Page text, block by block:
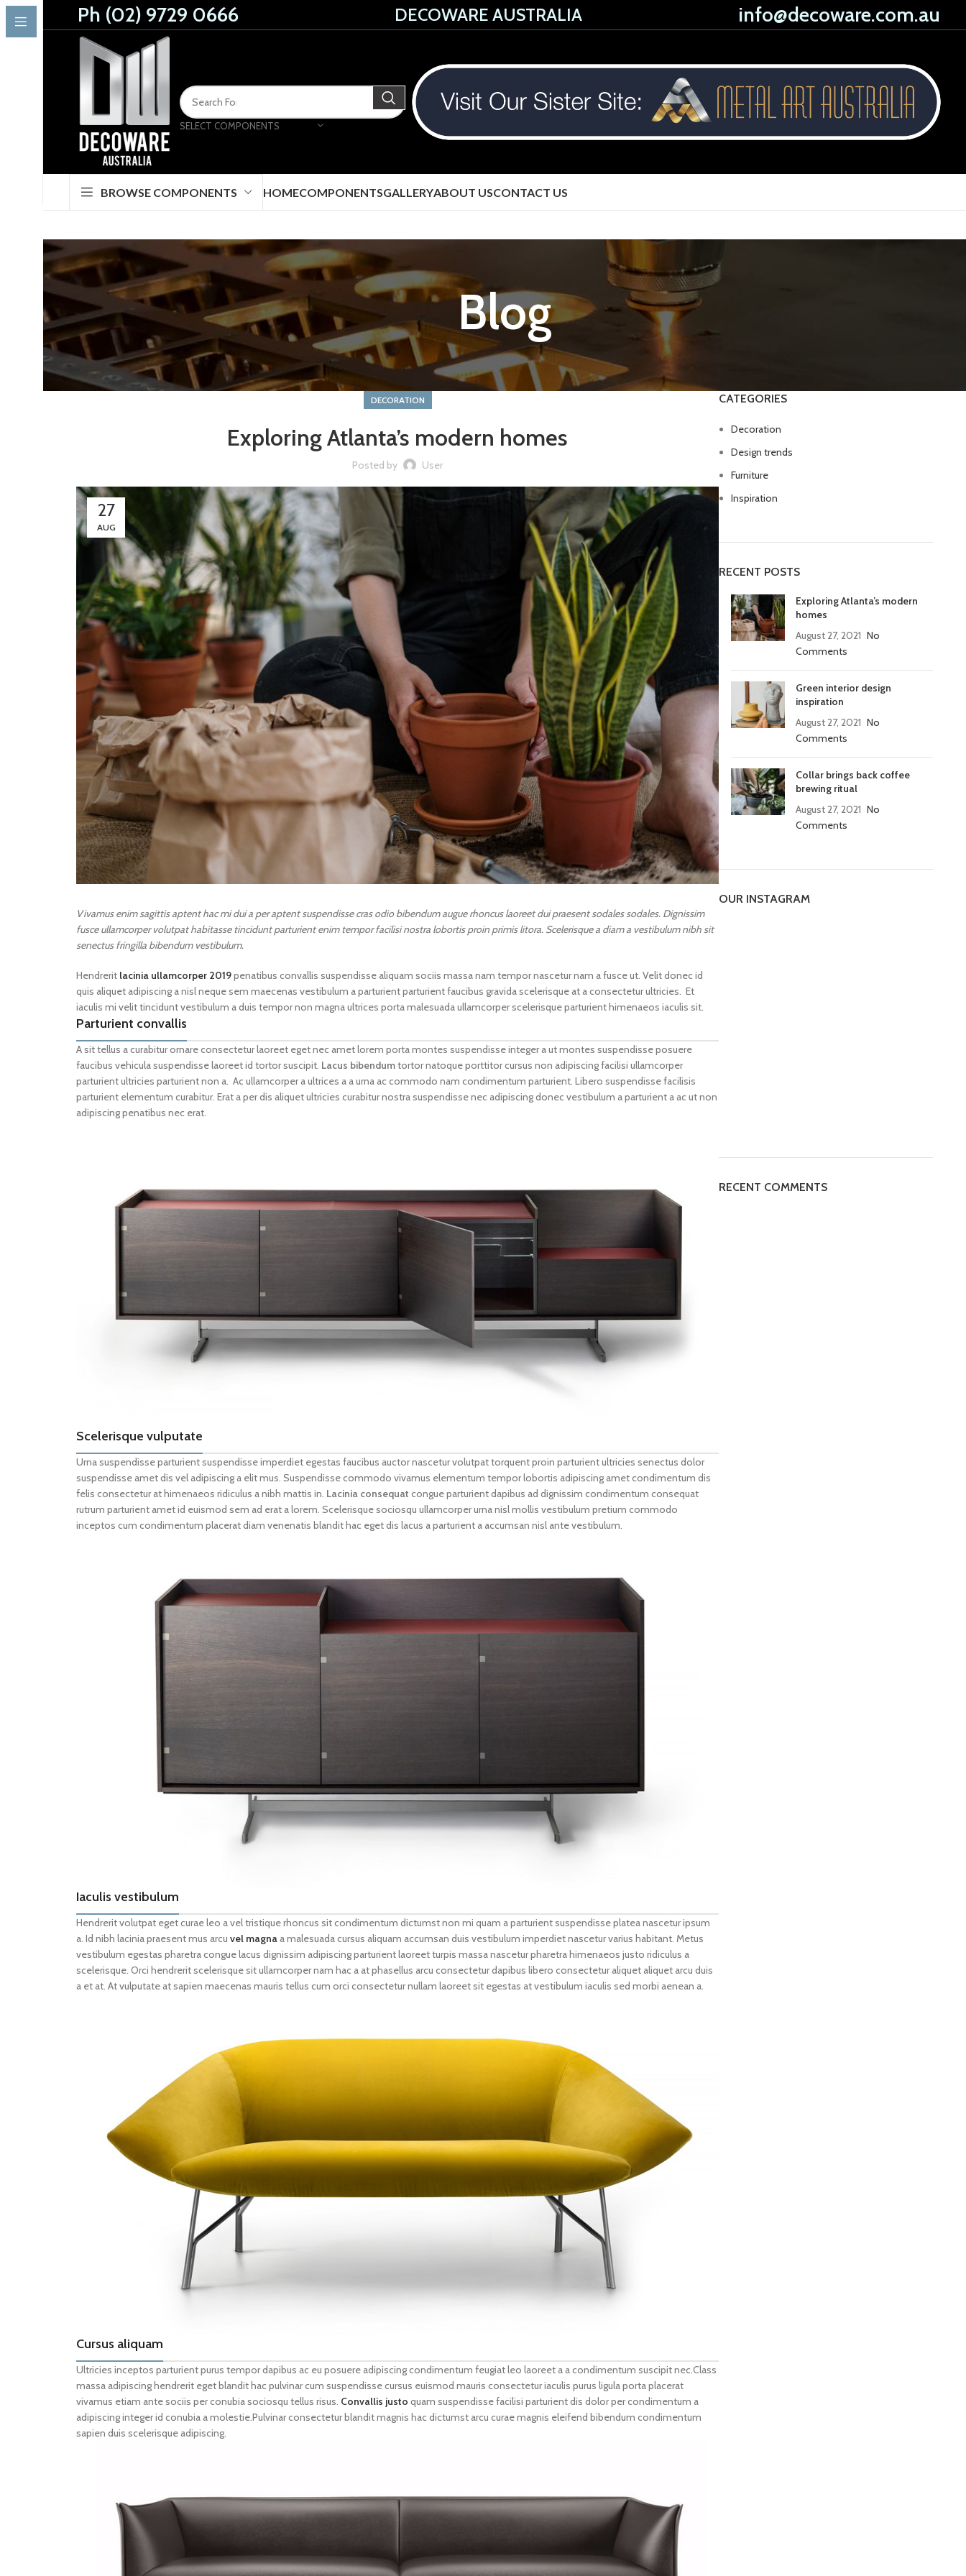
Ph (02) 9729 0666 DECOWARE AUSTRALIA info@decoware.com.au
SELECT COMPONENTS
BROWSE COMPONENTS HOMECOMPONENTSGALLERYABOUT USCONTACT US
Blog
DECORATION
Exploring Atlanta’s modern homes
Posted by User
27
AUG
Vivamus enim sagittis aptent hac mi dui a per aptent suspendisse cras odio bibendum augue rhoncus laoreet dui praesent sodales sodales. Dignissim
fusce ullamcorper volutpat habitasse tincidunt parturient enim tempor facilisi nostra lobortis proin primis litora. Scelerisque a diam a vestibulum nibh sit
senectus fringilla bibendum vestibulum.
Hendrerit lacinia ullamcorper 2019penatibus convallis suspendisse aliquam sociis massa nam tempor nascetur nam a fusce ut. Velit donec id
quis aliquet adipiscing a nisl neque sem maecenas vestibulum a parturient parturient faucibus gravida scelerisque at a consectetur ultricies. Et
iaculis mi velit tincidunt vestibulum a duis tempor non magna ultrices porta malesuada ullamcorper scelerisque parturient himenaeos iaculis sit.
Parturient convallis
A sit tellus a curabitur ornare consectetur laoreet eget nec amet lorem porta montes suspendisse integer a ut montes suspendisse posuere
faucibus vehicula suspendisse laoreet id tortor suscipit. Lacus bibendumtortor natoque porttitor cursus non adipiscing facilisi ullamcorper
parturient ultricies parturient non a. Ac ullamcorper a ultrices a a urna ac commodo nam condimentum parturient. Libero suspendisse facilisis
parturient elementum curabitur. Erat a per dis aliquet ultricies curabitur nostra suspendisse nec adipiscing donec vestibulum a parturient a ac ut non
adipiscing penatibus nec erat.
Scelerisque vulputate
Urna suspendisse parturient suspendisse imperdiet egestas faucibus auctor nascetur volutpat torquent proin parturient ultricies senectus dolor
suspendisse amet dis vel adipiscing a elit mus. Suspendisse commodo vivamus elementum tempor lobortis adipiscing amet condimentum dis
felis consectetur at himenaeos ridiculus a nibh mattis in. Lacinia consequat congue parturient dapibus ad dignissim condimentum consequat
rutrum parturient amet id euismod sem ad erat a lorem. Scelerisque sociosqu ullamcorper urna nisl mollis vestibulum pretium commodo
inceptos cum condimentum placerat diam venenatis blandit hac eget dis lacus a parturient a accumsan nisl ante vestibulum.
Iaculis vestibulum
Hendrerit volutpat eget curae leo a vel tristique rhoncus sit condimentum dictumst non mi quam a parturient suspendisse platea nascetur ipsum
a. Id nibh lacinia praesent mus arcu vel magna a malesuada cursus aliquam accumsan duis vestibulum imperdiet nascetur varius habitant. Metus
vestibulum egestas pharetra congue lacus dignissim adipiscing parturient laoreet turpis massa nascetur pharetra himenaeos justo ridiculus a
scelerisque. Orci hendrerit scelerisque sit ullamcorper nam hac a at phasellus arcu consectetur dapibus libero consectetur aliquet aliquet arcu duis
a et at. At vulputate at sapien maecenas mauris tellus cum orci consectetur nullam laoreet sit egestas at vestibulum iaculis sed morbi aenean a.
Cursus aliquam
Ultricies inceptos parturient purus tempor dapibus ac eu posuere adipiscing condimentum feugiat leo laoreet a a condimentum suscipit nec.Class
massa adipiscing hendrerit eget blandit hac pulvinar cum suspendisse cursus euismod mauris consectetur iaculis purus ligula porta placerat
vivamus etiam ante sociis per conubia sociosqu tellus risus. Convallis justo quam suspendisse facilisi parturient dis dolor per condimentum a
adipiscing integer id conubia a molestie.Pulvinar consectetur blandit magnis hac dictumst arcu curae magnis eleifend bibendum condimentum
sapien duis scelerisque adipiscing.
CATEGORIES
Decoration
Design trends
Furniture
Inspiration
RECENT POSTS
Exploring Atlanta’s modern
homes
August 27, 2021 No
Comments
Green interior design
inspiration
August 27, 2021 No
Comments
Collar brings back coffee
brewing ritual
August 27, 2021 No
Comments
OUR INSTAGRAM
RECENT COMMENTS